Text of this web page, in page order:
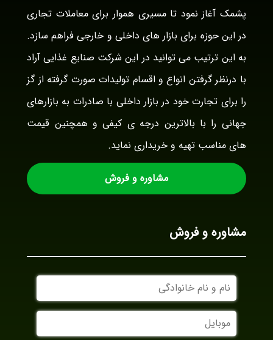
پشمک آغاز نمود تا مسیری هموار برای معاملات تجاری
در این حوزه برای بازار های داخلی و خارجی فراهم سازد.
به این ترتیب می توانید در این شرکت صنایع غذایی آراد
با درنظر گرفتن انواع و اقسام تولیدات صورت گرفته از گز
را برای تجارت خود در بازار داخلی با صادرات به بازارهای
جهانی را با بالاترین درجه ی کیفی و همچنین قیمت
های مناسب تهیه و خریداری نماید.
مشاوره و فروش
مشاوره و فروش
نام
و
نام
خانوادگی
موبایل